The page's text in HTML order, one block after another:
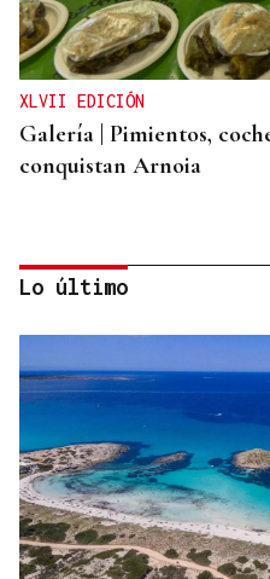
XLVII EDICIÓN
Galería | Pimientos,
conquistan Arnoia
FESTA DO PEMENTO
El pimiento vuelve a
Lo último